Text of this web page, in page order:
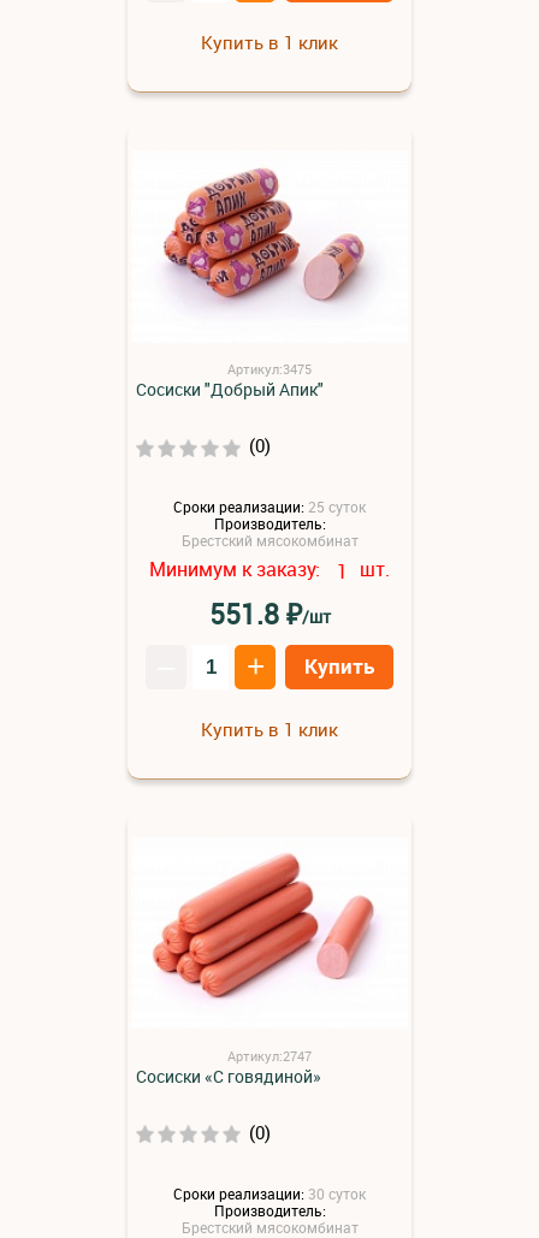
Купить в 1 клик
Артикул:3475
Сосиски "Добрый Апик"
(0)
Сроки реализации: 25 суток
Производитель:
Брестский мясокомбинат
Минимум к заказу: 1 шт.
551.8₽/шт
+ Купить
Купить в 1 клик
Артикул:2747
Сосиски «С говядиной»
(0)
Сроки реализации: 30 суток
Производитель:
Брестский мясокомбинат